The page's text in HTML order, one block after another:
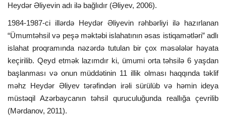
Heydər Əliyevin adı ilə bağlıdır (Əliyev, 2006).
1984-1987-ci illərdə Heydər Əliyevin rəhbərliyi ilə hazırlanan
“Ümumtəhsil və peşə məktəbi islahatının əsas istiqamətləri” adlı
islahat proqramında nəzərdə tutulan bir çox məsələlər həyata
keçirilib. Qeyd etmək lazımdır ki, ümumi orta təhsilə 6 yaşdan
başlanması və onun müddətinin 11 illik olması haqqında təklif
məhz Heydər Əliyev tərəfindən irəli sürülüb və həmin ideya
müstəqil Azərbaycanın təhsil quruculuğunda reallığa çevrilib
(Mərdanov, 2011).